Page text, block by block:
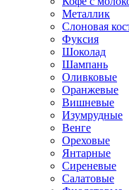
Металлик
Слоновая
Фуксия
Шоколад
Шампань
Оливковые
Оранжевые
Вишневые
Изумрудные
Венге
Ореховые
Янтарные
Сиреневые
Салатовые